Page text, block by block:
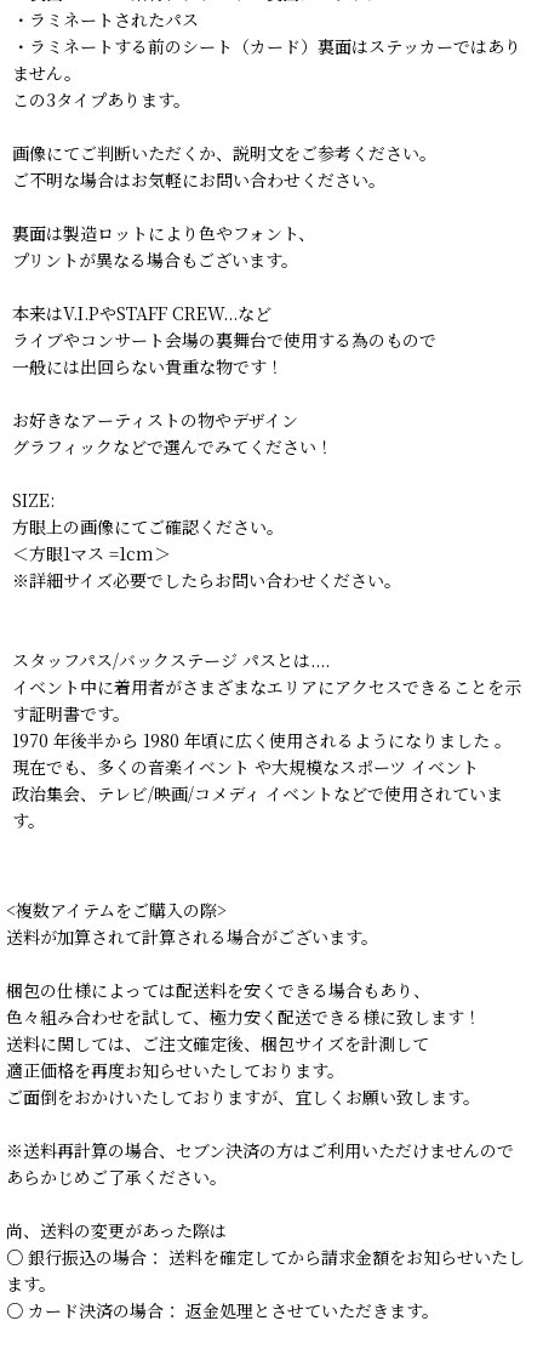
・ラミネートされたパス
・ラミネートする前のシート（カード）裏面はステッカーではあり
ません。
この3タイプあります。
画像にてご判断いただくか、説明文をご参考ください。
ご不明な場合はお気軽にお問い合わせください。
裏面は製造ロットにより色やフォント、
プリントが異なる場合もございます。
本来はV.I.PやSTAFF CREW...など
ライブやコンサート会場の裏舞台で使用する為のもので
一般には出回らない貴重な物です！
お好きなアーティストの物やデザイン
グラフィックなどで選んでみてください！
SIZE:
方眼上の画像にてご確認ください。
＜方眼1マス =1cm＞
※詳細サイズ必要でしたらお問い合わせください。
スタッフパス/バックステージ パスとは....
イベント中に着用者がさまざまなエリアにアクセスできることを示
す証明書です。
1970 年後半から 1980 年頃に広く使用されるようになりました 。
現在でも、多くの音楽イベント や大規模なスポーツ イベント
政治集会、テレビ/映画/コメディ イベントなどで使用されていま
す。
<複数アイテムをご購入の際>
送料が加算されて計算される場合がございます。
梱包の仕様によっては配送料を安くできる場合もあり、
色々組み合わせを試して、極力安く配送できる様に致します！
送料に関しては、ご注文確定後、梱包サイズを計測して
適正価格を再度お知らせいたしております。
ご面倒をおかけいたしておりますが、宜しくお願い致します。
※送料再計算の場合、セブン決済の方はご利用いただけませんので
あらかじめご了承ください。
尚、送料の変更があった際は
○ 銀行振込の場合： 送料を確定してから請求金額をお知らせいたし
ます。
○ カード決済の場合： 返金処理とさせていただきます。